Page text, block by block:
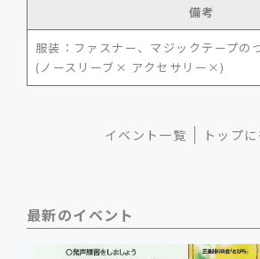
備考
服装：ファスナー、マジックテープの
(ノースリーブ× アクセサリー×)
イベント一覧 トップ
最新のイベント